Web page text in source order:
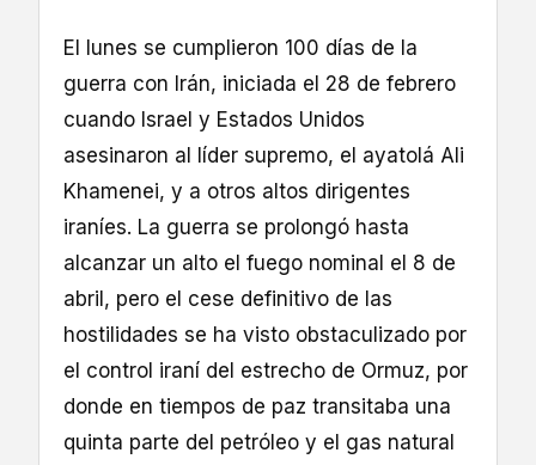
El lunes se cumplieron 100 días de la
guerra con Irán, iniciada el 28 de febrero
cuando Israel y Estados Unidos
asesinaron al líder supremo, el ayatolá Ali
Khamenei, y a otros altos dirigentes
iraníes. La guerra se prolongó hasta
alcanzar un alto el fuego nominal el 8 de
abril, pero el cese definitivo de las
hostilidades se ha visto obstaculizado por
el control iraní del estrecho de Ormuz, por
donde en tiempos de paz transitaba una
quinta parte del petróleo y el gas natural